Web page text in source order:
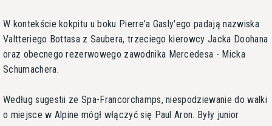
W kontekście kokpitu u boku Pierre'a Gasly'ego padają nazwiska
Valtteriego Bottasa z Saubera, trzeciego kierowcy Jacka Doohana
oraz obecnego rezerwowego zawodnika Mercedesa - Micka
Schumachera.
Według sugestii ze Spa-Francorchamps, niespodziewanie do walki
o miejsce w Alpine mógł włączyć się Paul Aron. Były junior